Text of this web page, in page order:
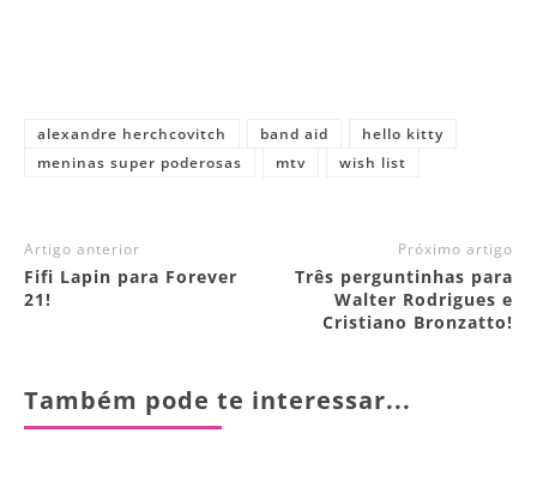
alexandre herchcovitch band aid
hello kitty
meninas super poderosas
mtv wish list
Artigo anterior
Fifi Lapin para Forever
21!
Próximo artigo
Três perguntinhas para
Walter Rodrigues e
Cristiano Bronzatto!
Também pode te interessar...